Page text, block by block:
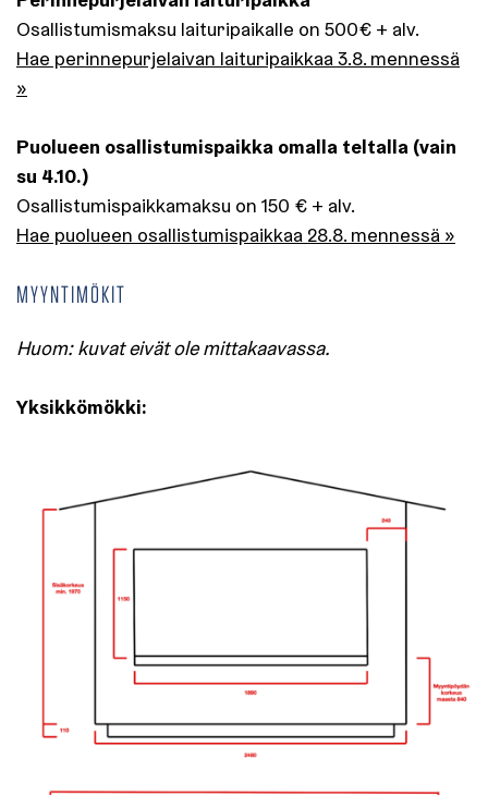
Osallistumismaksu laituripaikalle on 500€ + alv.
Hae perinnepurjelaivan laituripaikkaa 3.8. mennessä
»
Puolueen osallistumispaikka omalla teltalla (vain
su 4.10.)
Osallistumispaikkamaksu on 150 € + alv.
Hae puolueen osallistumispaikkaa 28.8. mennessä »
MYYNTIMÖKIT
Huom: kuvat eivät ole mittakaavassa.
Yksikkömökki: